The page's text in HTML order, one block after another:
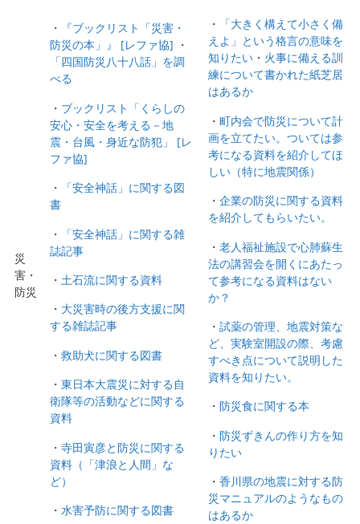
災
害・
防災
・
『ブックリスト「災害・
防災の本」』 [レファ協] ・
「四国防災八十八話」を調
べる
・ ブックリスト「くらしの
安心・安全を考える－地
震・台風・身近な防犯」 [レ
ファ協]
・
「安全神話」に関する図
書
・
「安全神話」に関する雑
誌記事
・ 土石流に関する資料
・ 大災害時の後方支援に関
する雑誌記事
・ 救助犬に関する図書
・ 東日本大震災に対する自
衛隊等の活動などに関する
資料
・ 寺田寅彦と防災に関する
資料（「津浪と人間」な
ど）
・ 水害予防に関する図書
・
「大きく構えて小さく備
えよ」という格言の意味を
知りたい ・ 火事に備える訓
練について書かれた紙芝居
はあるか
・ 町内会で防災について計
画を立てたい。ついては参
考になる資料を紹介してほ
しい（特に地震関係）
・ 企業の防災に関する資料
を紹介してもらいたい。
・ 老人福祉施設で心肺蘇生
法の講習会を開くにあたっ
て参考になる資料はない
か？
・ 試薬の管理、地震対策な
ど、実験室開設の際、考慮
すべき点について説明した
資料を知りたい。
・ 防災食に関する本
・ 防災ずきんの作り方を知
りたい
・ 香川県の地震に対する防
災マニュアルのようなもの
はあるか